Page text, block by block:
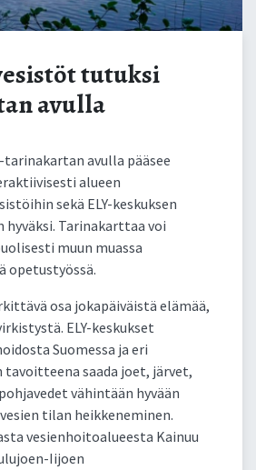
tutuksi
avulla
avulla pääsee
alueen
sekä ELY-keskuksen
Tarinakarttaa voi
muun muassa
opetustyössä.
osa jokapäiväistä elämää,
ELY-keskukset
Suomessa ja eri
saada joet, järvet,
vähintään hyvään
tilan heikkeneminen.
vesienhoitoalueesta Kainuu
Iijoen